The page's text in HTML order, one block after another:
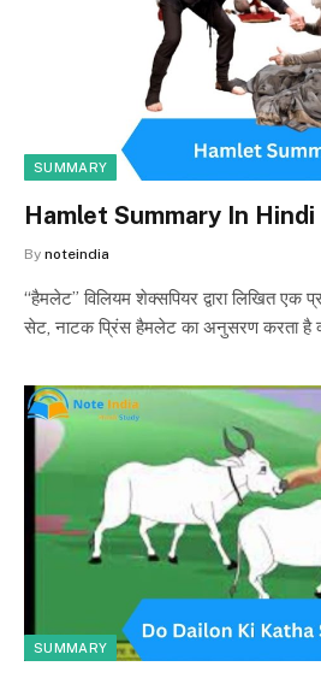
SUMMARY
Hamlet Summary In Hindi
By noteindia
“हैमलेट” विलियम शेक्सपियर द्वारा लिखित एक
सेट, नाटक प्रिंस हैमलेट का अनुसरण करता है
SUMMARY